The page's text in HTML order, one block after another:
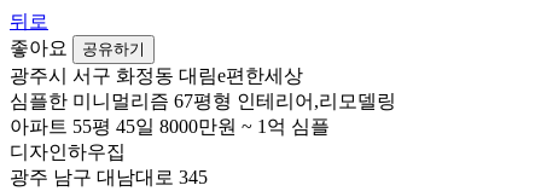
뒤로
좋아요
공유하기
광주시 서구 화정동 대림e편한세상
심플한 미니멀리즘 67평형 인테리어,리모델링
아파트 55평 45일 8000만원 ~ 1억 심플
디자인하우집
광주 남구 대남대로 345